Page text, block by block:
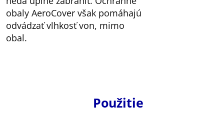
obaly AeroCover však pomáhajú
odvádzať vlhkosť von, mimo
obal.
Použitie